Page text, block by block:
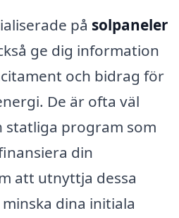
på solpaneler
ge dig information
och bidrag för
De är ofta väl
statliga program som
din
att utnyttja dessa
dina initiala